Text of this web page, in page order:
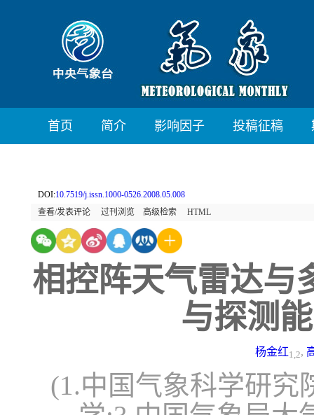
首页 简介 影响因子 投稿征稿
DOI:10.7519/j.issn.1000-0526.2008.05.008
查看/发表评论
过刊浏览 高级检索 HTML
相控阵天气雷达与
与探测
杨金红1,2,
(1.中国气象科学研究